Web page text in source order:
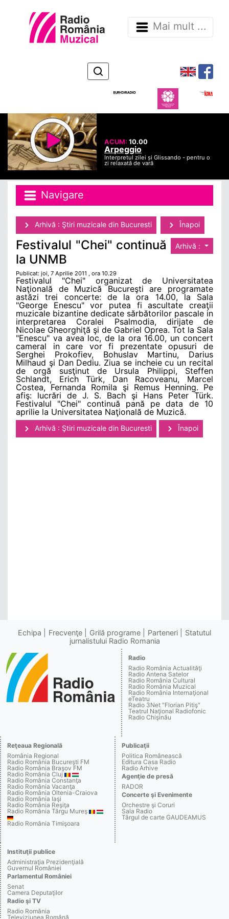
Mai mult ...
ACUM:10.00
Arpeggio
Interpretul zilei și Glissando - pentru o
zi relaxată de vară
Navigare
Arhivă : Ştiri muzicale din Bucuresti Înapoi
Arhivă :
Festivalul "Chei" continuă
la UNMB
Publicat: joi, 7 Aprilie 2011 , ora 10.29
Festivalul "Chei" organizat de Universitatea
Naţională de Muzică Bucureşti are programate
astăzi trei concerte: de la ora 14.00, la Sala
"George Enescu" vor putea fi ascultate creaţii
muzicale bizantine dedicate sărbătorilor pascale in
interpretarea Coralei Psalmodia, dirijate de
Nicolae Gheorghiţă şi de Gabriel Oprea. Tot la Sala
"Enescu" va avea loc, de la ora 16.00, un concert
cameral in care vor fi prezentate opusuri de
Serghei Prokofiev, Bohuslav Martinu, Darius
Milhaud şi Dan Dediu. Ziua se incheie cu un recital
de orgă susţinut de Ursula Philippi, Steffen
Schlandt, Erich Türk, Dan Racoveanu, Marcel
Costea, Fernanda Romila şi Remus Henning. Pe
afiş: lucrări de J. S. Bach şi Hans Peter Türk.
Festivalul "Chei" continuă pană pe data de 10
aprilie la Universitatea Naţională de Muzică.
Arhivă : Ştiri muzicale din Bucuresti Înapoi
Echipa Frecvenţe Grilă programe Parteneri
Statutul
jurnalistului Radio Romania
Radio
Radio România Actualităţi
Radio Antena Satelor
Radio România Cultural
Radio România Muzical
Radio România Internaţional
eTeatru
Radio 3Net "Florian Pitiş"
Teatrul Naţional Radiofonic
Radio Chişinău
Reţeaua Regională
România Regional
Radio România Bucureşti FM
Radio România Braşov FM
Radio România Cluj
Radio România Constanţa
Radio România Vacanţa
Radio România Oltenia-Craiova
Radio România Iaşi
Radio România Reşiţa
Radio România Târgu Mureş
Radio România Timişoara
Publicaţii
Politica Românească
Editura Casa Radio
Radio Arhive
Agenţie de presă
RADOR
Concerte şi Evenimente
Orchestre şi Coruri
Sala Radio
Târgul de carte GAUDEAMUS
Instituţii publice
Administraţia Prezidenţială
Guvernul României
Parlamentul României
Senat
Camera Deputaţilor
Radio şi TV
Radio România
Televiziunea Română